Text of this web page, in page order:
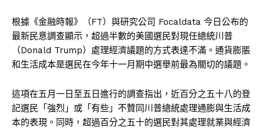
根據《金融時報》（FT）與研究公司 Focaldata 今日公布的
最新民意調查顯示，超過半數的美國選民對現任總統川普
（Donald Trump）處理經濟議題的方式表達不滿。通貨膨脹
和生活成本是選民在今年十一月期中選舉前最為關切的議題。
這項在五月一日至五日進行的調查指出，近百分之五十八的登
記選民「強烈」或「有些」不贊同川普總統處理通膨與生活成
本的表現。同時，超過百分之五十的選民對其處理就業與經濟